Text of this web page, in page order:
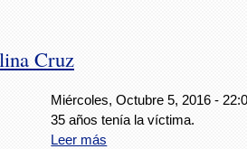
Cruz
Miércoles, Octubre 5, 2016 -
35 años tenía la víctima.
Leer más